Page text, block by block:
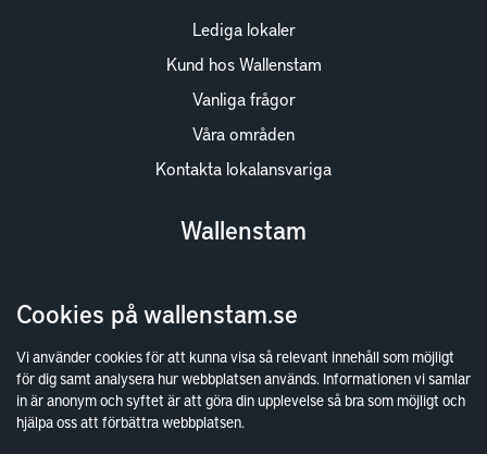
Cookies på wallenstam.se
Vi använder cookies för att kunna visa så relevant innehåll som möjligt
för dig samt analysera hur webbplatsen används. Informationen vi samlar
in är anonym och syftet är att göra din upplevelse så bra som möjligt och
hjälpa oss att förbättra webbplatsen.
Lediga lokaler
Kund hos Wallenstam
Vanliga frågor
Våra områden
Kontakta lokalansvariga
Wallenstam
Finansiella rapporter
Sök fakturamottagare
Våra fastigheter
Hållbarhet